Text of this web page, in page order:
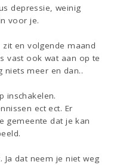
depressie, weinig
voor je.
en volgende maand
vast ook wat aan op te
meer en dan..
inschakelen.
ect ect. Er
gemeente dat je kan
dat neem je niet weg